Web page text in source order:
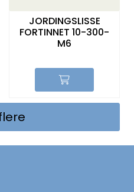
JORDINGSLISSE
FORTINNET 10-300-
M6